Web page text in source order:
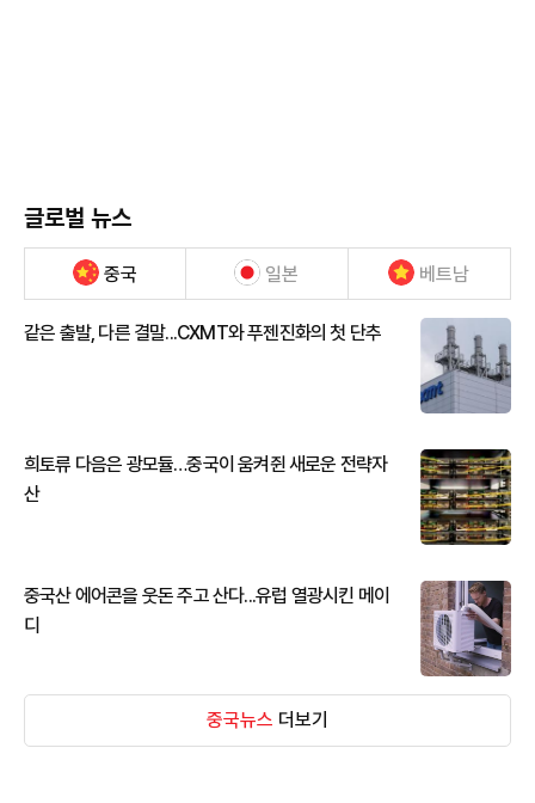
글로벌 뉴스
중국 일본 베트남
같은 출발, 다른 결말...CXMT와 푸젠진화의 첫 단추
희토류 다음은 광모듈…중국이 움켜쥔 새로운 전략자
산
중국산 에어콘을 웃돈 주고 산다...유럽 열광시킨 메이
디
중국뉴스 더보기